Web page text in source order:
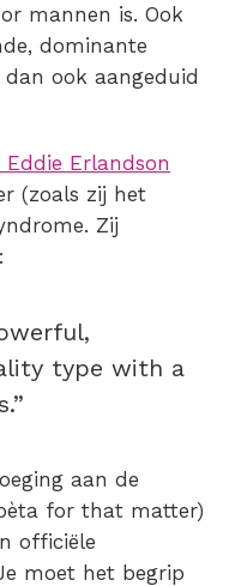
mannen is. Ook
dominante
ook aangeduid
Erlandson
(zoals zij het
Zij
type with a
aan de
for that matter)
officiële
moet het begrip